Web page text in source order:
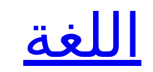
اللغة